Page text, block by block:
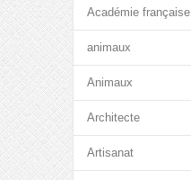
Académie française
animaux
Animaux
Architecte
Artisanat